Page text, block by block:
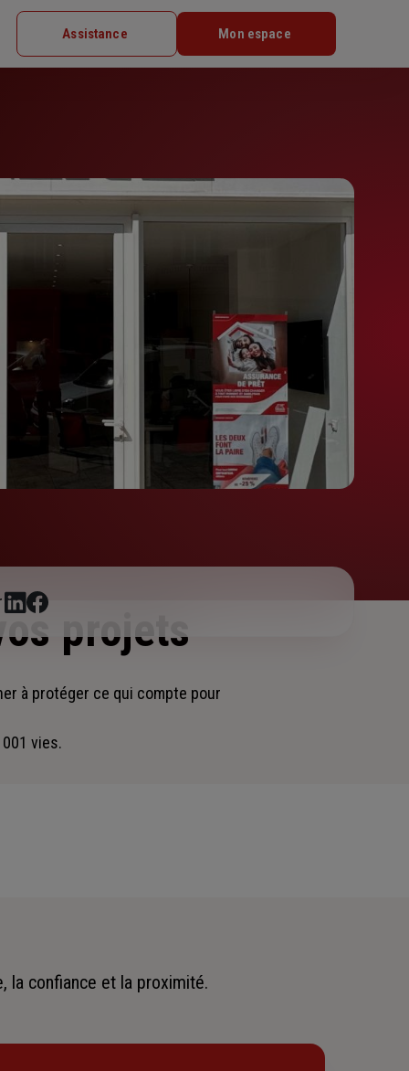
Assistance Mon espace
projets
à protéger ce qui compte pour
vies.
la confiance et la proximité.